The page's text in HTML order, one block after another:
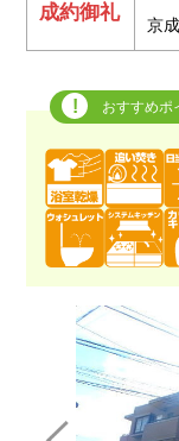
成約御礼
京
おすすめポ